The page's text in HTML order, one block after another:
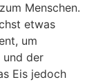
Menschen.
etwas
um
und der
Eis jedoch